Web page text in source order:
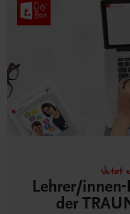
Jetzt
Lehrer/
der